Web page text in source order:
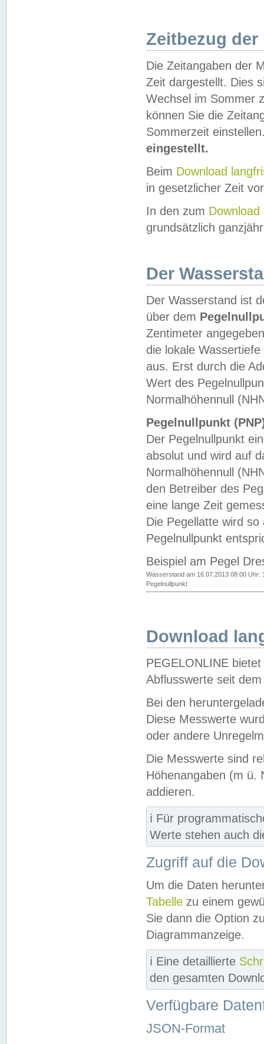
Zeitbezug der
Die Zeitangaben der
Zeit dargestellt. Dies
Wechsel im Sommer
können Sie die
Sommerzeit
eingestellt.
Beim Download
in gesetzlicher Zeit
In den zum Download
grundsätzlich
Der
Der Wasserstand ist
über dem
Zentimeter
die lokale
aus. Erst durch die
Wert des
Normalhöhennull
Pegelnullpunkt
Der Pegelnullpunkt
absolut und wird auf
Normalhöhennull
den Betreiber des
eine lange Zeit
Die Pegellatte wird
Pegelnullpunkt
Beispiel am Pegel
Wasserstand am 16.07.2013 08:00 Uhr:
Pegelnullpunkt
Download
PEGELONLINE
Abflusswerte seit
Bei den
Diese Messwerte
oder andere
Die Messwerte sind
Höhenangaben (m ü.
addieren.
ℹ️ Für
Werte stehen auch
Zugriff auf die
Um die Daten
Tabelle zu einem
Sie dann die Option
Diagrammanzeige.
ℹ️ Eine detaillierte
den gesamten
Verfügbare
JSON-Format